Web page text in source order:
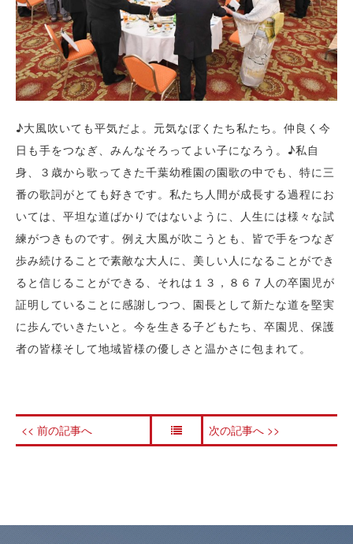
♪大風吹いても平気だよ。元気なぼくたち私たち。仲良く今
日も手をつなぎ、みんなそろってよい子になろう。♪私自
身、３歳から歌ってきた千葉幼稚園の園歌の中でも、特に三
番の歌詞がとても好きです。私たち人間が成長する過程にお
いては、平坦な道ばかりではないように、人生には様々な試
練がつきものです。例え大風が吹こうとも、皆で手をつなぎ
歩み続けることで素敵な大人に、美しい人になることができ
ると信じることができる、それは１３，８６７人の卒園児が
証明していることに感謝しつつ、園長として新たな道を堅実
に歩んでいきたいと。今を生きる子どもたち、卒園児、保護
者の皆様そして地域皆様の優しさと温かさに包まれて。
<< 前の記事へ 次の記事へ >>